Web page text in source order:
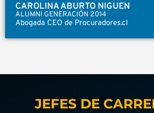
CAROLINA ABURTO NIGUEN
ALUMNI GENERACIÓN 2014
Abogada CEO de Procuradores.cl
JEFES DE